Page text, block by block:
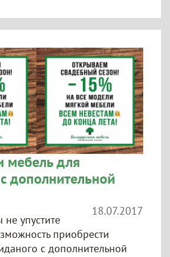
мебель для
дополнительной
18.07.2017
упустите
приобрести
с дополнительной